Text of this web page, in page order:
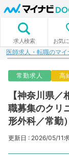
求人検索 お気
医師求人・転職のマ
常勤求人 高
【神奈川県
職募集のクリ
形外科／常勤）
更新日 : 2026/05/11